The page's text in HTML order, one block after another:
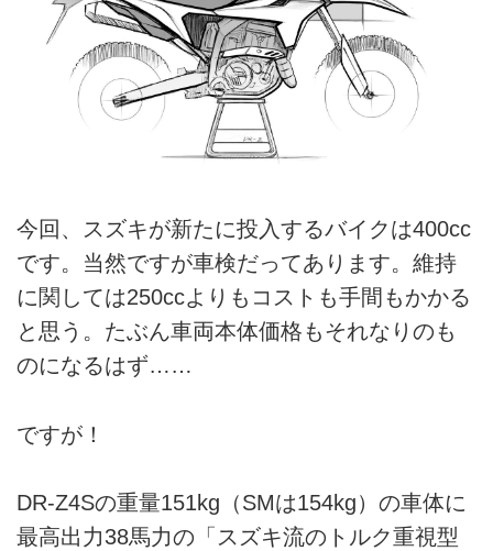
今回、スズキが新たに投入するバイクは400cc
です。当然ですが車検だってあります。維持
に関しては250ccよりもコストも手間もかかる
と思う。たぶん車両本体価格もそれなりのも
のになるはず……
ですが！
DR-Z4Sの重量151kg（SMは154kg）の車体に
最高出力38馬力の「スズキ流のトルク重視型